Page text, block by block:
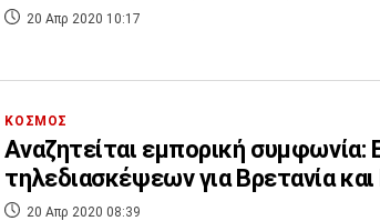
20 Απρ 2020 10:17
ΚΟΣΜΟΣ
Αναζητείται εμπορική συμφωνία:
τηλεδιασκέψεων για Βρετανία και
20 Απρ 2020 08:39